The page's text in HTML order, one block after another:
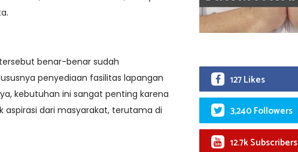
benar-benar sudah
penyediaan fasilitas lapangan
kebutuhan ini sangat penting karena
aspirasi dari masyarakat, terutama di
127 Likes
3,240 Followers
12.7k Subscribers